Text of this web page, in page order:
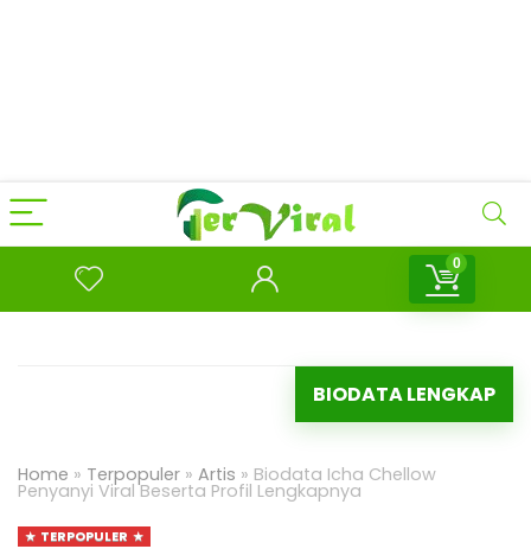
0
BIODATA LENGKAP
Home » Terpopuler » Artis » Biodata Icha Chellow
Penyanyi Viral Beserta Profil Lengkapnya
TERPOPULER